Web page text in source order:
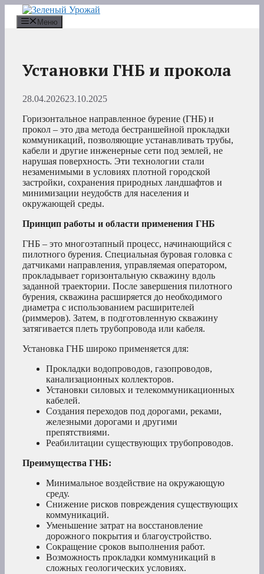
Перейти
содержимому
Меню
Установки ГНБ и прокола
28.04.202623.10.2025
Горизонтальное направленное бурение (ГНБ) и
прокол – это два метода бестраншейной прокладки
коммуникаций, позволяющие устанавливать трубы,
кабели и другие инженерные сети под землей, не
нарушая поверхность. Эти технологии стали
незаменимыми в условиях плотной городской
застройки, сохранения природных ландшафтов и
минимизации неудобств для населения и
окружающей среды.
Принцип работы и области применения ГНБ
ГНБ – это многоэтапный процесс, начинающийся с
пилотного бурения. Специальная буровая головка с
датчиками направления, управляемая оператором,
прокладывает горизонтальную скважину вдоль
заданной траектории. После завершения пилотного
бурения, скважина расширяется до необходимого
диаметра с использованием расширителей
(риммеров). Затем, в подготовленную скважину
затягивается плеть трубопровода или кабеля.
Установка ГНБ широко применяется для:
Прокладки водопроводов, газопроводов,
канализационных коллекторов.
Установки силовых и телекоммуникационных
кабелей.
Создания переходов под дорогами, реками,
железными дорогами и другими
препятствиями.
Реабилитации существующих трубопроводов.
Преимущества ГНБ:
Минимальное воздействие на окружающую
среду.
Снижение рисков повреждения существующих
коммуникаций.
Уменьшение затрат на восстановление
дорожного покрытия и благоустройство.
Сокращение сроков выполнения работ.
Возможность прокладки коммуникаций в
сложных геологических условиях.